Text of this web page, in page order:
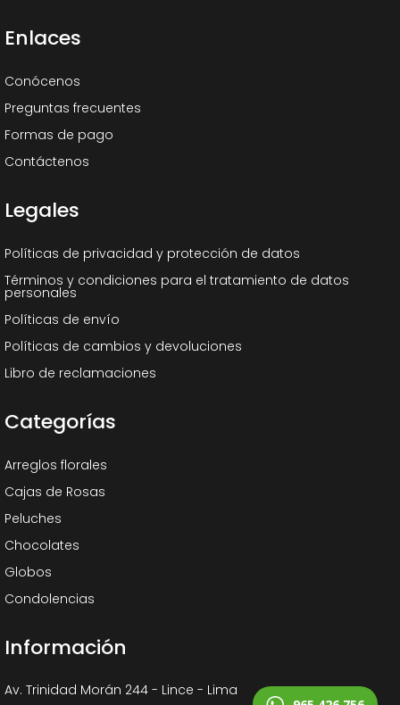
Enlaces
Conócenos
Preguntas frecuentes
Formas de pago
Contáctenos
Legales
Políticas de privacidad y protección de datos
Términos y condiciones para el tratamiento de datos
personales
Políticas de envío
Políticas de cambios y devoluciones
Libro de reclamaciones
Categorías
Arreglos florales
Cajas de Rosas
Peluches
Chocolates
Globos
Condolencias
Información
Av. Trinidad Morán 244 - Lince - Lima